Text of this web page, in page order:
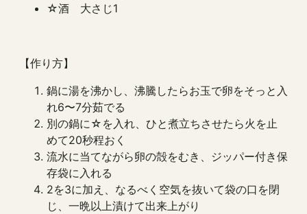
☆酒 大さじ1
【作り方】
鍋に湯を沸かし、沸騰したらお玉で卵をそっと入
れ6〜7分茹でる
別の鍋に☆を入れ、ひと煮立ちさせたら火を止
めて20秒程おく
流水に当てながら卵の殻をむき、ジッパー付き保
存袋に入れる
2を3に加え、なるべく空気を抜いて袋の口を閉
じ、一晩以上漬けて出来上がり